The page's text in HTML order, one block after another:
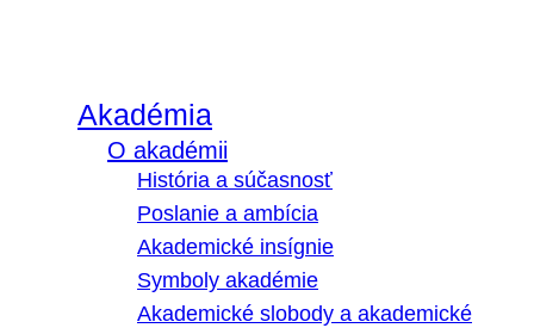
Akadémia
O akadémii
História a súčasnosť
Poslanie a ambícia
Akademické insígnie
Symboly akadémie
Akademické slobody a akademické